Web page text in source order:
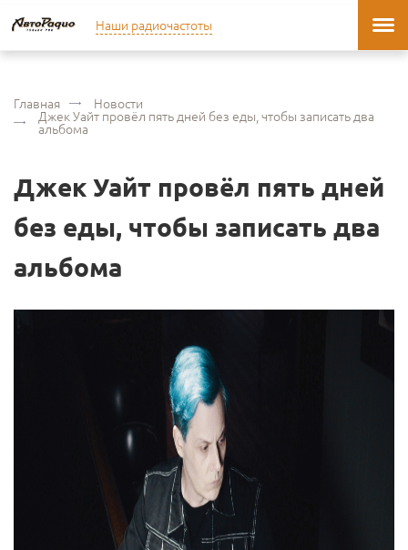
Наши радиочастоты
Главная Новости
Джек Уайт провёл пять дней без еды, чтобы записать два
альбома
Джек Уайт провёл пять дней
без еды, чтобы записать два
альбома